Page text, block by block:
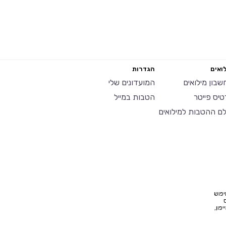
מילואים
פייטר
ההטבות למילואים
הגדרות
המועדונים שלי
הטבות במייל